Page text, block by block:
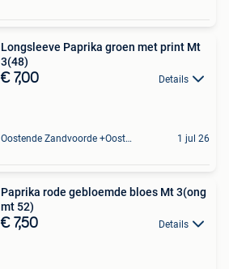
Longsleeve Paprika groen met print Mt
3(48)
€ 7,00 Details
Oostende Zandvoorde +Oostende 1 jul 26
Paprika rode gebloemde bloes Mt 3(ong
mt 52)
€ 7,50 Details